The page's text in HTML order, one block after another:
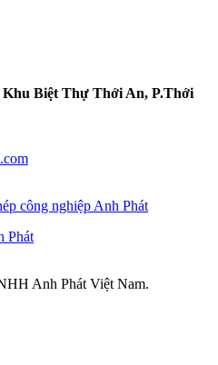
Biệt Thự Thới An, P.Thới
công nghiệp Anh Phát
Anh Phát Việt Nam.